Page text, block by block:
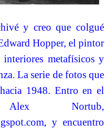
y creo que colgué
Hopper, el pintor
interiores metafísicos y
La serie de fotos que
1948. Entro en el
Nortub,
y encuentro